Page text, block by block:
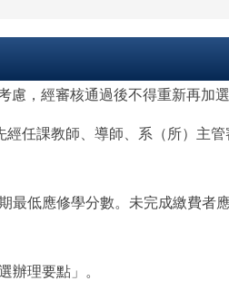
，經審核通過後不得重新再加選
經任課教師、導師、系（所）主
低應修學分數。未完成繳費者
辦理要點」。